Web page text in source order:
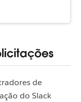
de
do Slack